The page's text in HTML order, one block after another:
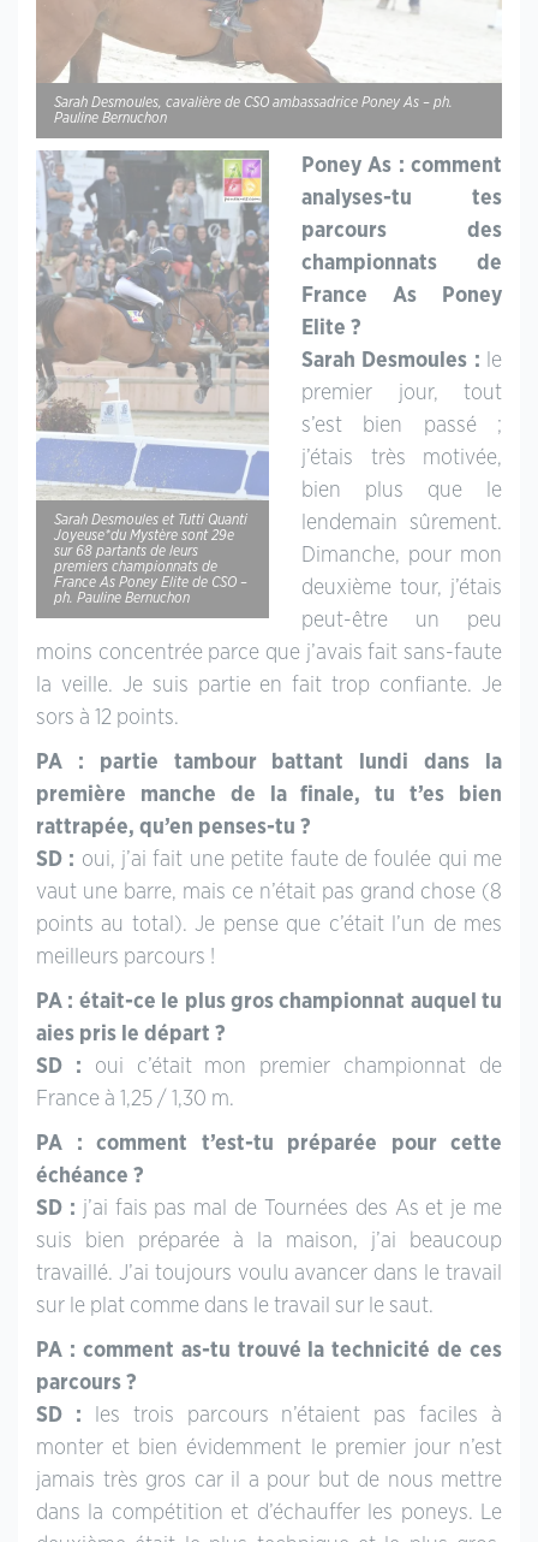
Sarah Desmoules, cavalière de CSO ambassadrice Poney As – ph.
Pauline Bernuchon
Sarah Desmoules et Tutti Quanti
Joyeuse*du Mystère sont 29e
sur 68 partants de leurs
premiers championnats de
France As Poney Elite de CSO –
ph. Pauline Bernuchon
Poney As : comment
analyses-tu tes
parcours des
championnats de
France As Poney
Elite ?
Sarah Desmoules : le
premier jour, tout
s’est bien passé ;
j’étais très motivée,
bien plus que le
lendemain sûrement.
Dimanche, pour mon
deuxième tour, j’étais
peut-être un peu
moins concentrée parce que j’avais fait sans-faute
la veille. Je suis partie en fait trop confiante. Je
sors à 12 points.
PA : partie tambour battant lundi dans la
première manche de la finale, tu t’es bien
rattrapée, qu’en penses-tu ?
SD : oui, j’ai fait une petite faute de foulée qui me
vaut une barre, mais ce n’était pas grand chose (8
points au total). Je pense que c’était l’un de mes
meilleurs parcours !
PA : était-ce le plus gros championnat auquel tu
aies pris le départ ?
SD : oui c’était mon premier championnat de
France à 1,25 / 1,30 m.
PA : comment t’est-tu préparée pour cette
échéance ?
SD : j’ai fais pas mal de Tournées des As et je me
suis bien préparée à la maison, j’ai beaucoup
travaillé. J’ai toujours voulu avancer dans le travail
sur le plat comme dans le travail sur le saut.
PA : comment as-tu trouvé la technicité de ces
parcours ?
SD : les trois parcours n’étaient pas faciles à
monter et bien évidemment le premier jour n’est
jamais très gros car il a pour but de nous mettre
dans la compétition et d’échauffer les poneys. Le